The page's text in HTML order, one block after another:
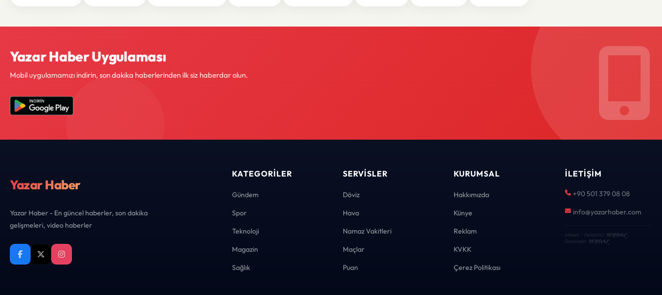
Yazar Haber Uygulaması
Mobil uygulamamızı indirin, son dakika haberlerinden ilk siz haberdar olun.
Yazar Haber
Yazar Haber - En güncel haberler, son dakika
gelişmeleri, video haberler
KATEGORILER
Gündem
Spor
Teknoloji
Magazin
Sağlık
SERVISLER
Döviz
Hava
Namaz Vakitleri
Maçlar
Puan
KURUMSAL
Hakkımızda
Künye
Reklam
KVKK
Çerez Politikası
İLETIŞIM
+90 501 379 08 08
info@yazarhaber.com
eNews · Geliştirici KEYDAL·
Developer
KEYDAL